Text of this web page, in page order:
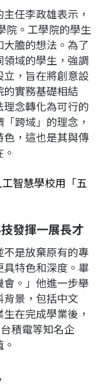
任李政雄表示，
院。工學院的學生
膽的想法。為了
域的學生，強調
，旨在將創意設
實務基礎相結
念轉化為可行的
跨域」的理念，
，這也是其與傳
智慧學校用「五
發揮一展長才
是放棄原有的專
特色和深度。畢
。」他進一步舉
景，包括中文
在完成學業後，
積電等知名企